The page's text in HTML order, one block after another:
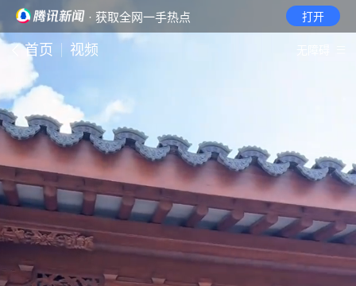
· 获取全网一手热点 打开
首页 视频